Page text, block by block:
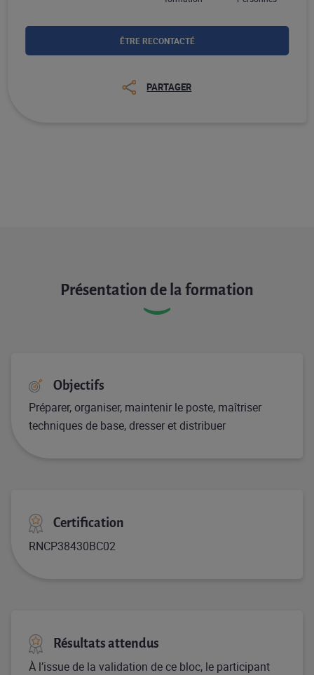
ÊTRE RECONTACTÉ
PARTAGER
Présentation de la formation
Objectifs
Préparer, organiser, maintenir le poste, maîtriser
techniques de base, dresser et distribuer
Certification
RNCP38430BC02
Résultats attendus
À l’issue de la validation de ce bloc, le participant